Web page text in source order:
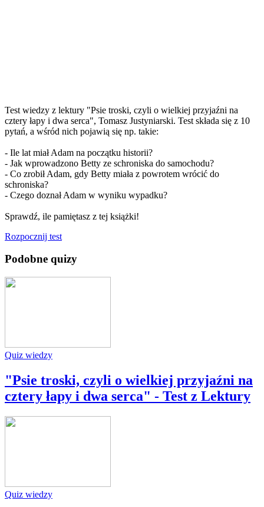
Test wiedzy z lektury "Psie troski, czyli o wielkiej przyjaźni na
cztery łapy i dwa serca", Tomasz Justyniarski . Test składa się z 10
pytań, a wśród nich pojawią się np. takie:
- Ile lat miał Adam na początku historii?
- Jak wprowadzono Betty ze schroniska do samochodu?
- Co zrobił Adam, gdy Betty miała z powrotem wrócić do
schroniska?
- Czego doznał Adam w wyniku wypadku?
Sprawdź, ile pamiętasz z tej książki!
Rozpocznij test
Podobne quizy
Quiz wiedzy
"Psie troski, czyli o wielkiej przyjaźni na
cztery łapy i dwa serca" - Test z Lektury
Quiz wiedzy